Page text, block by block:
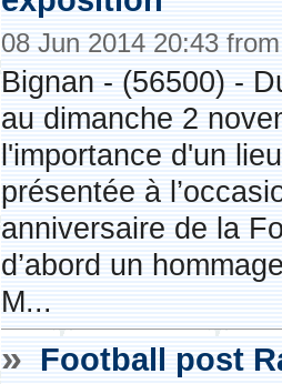
08 Jun 2014 20:43
Bignan - (56500) -
au dimanche 2
l'importance d'un
présentée à
anniversaire de la
d’abord un
M...
» Football post